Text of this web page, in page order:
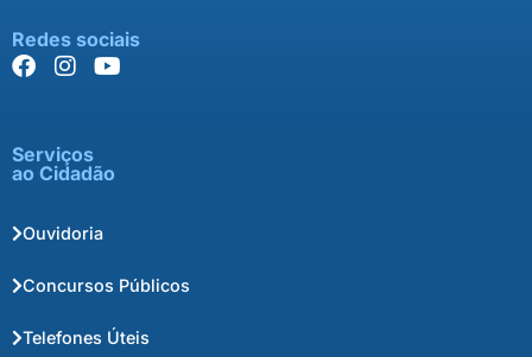
Redes sociais
Serviços
ao Cidadão
Ouvidoria
Concursos Públicos
Telefones Úteis